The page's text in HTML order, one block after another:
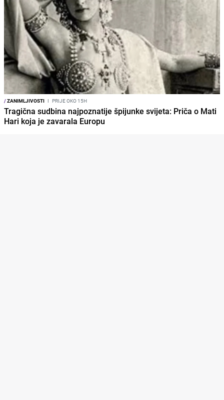
/ZANIMLJIVOSTI I PRIJE OKO 15H
Tragična sudbina najpoznatije špijunke svijeta: Priča o Mati
Hari koja je zavarala Europu